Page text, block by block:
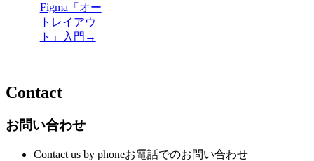
Figma「オー
トレイアウ
ト」入門 →
Contact
お問い合わせ
Contact us by phoneお電話でのお問い合わせ